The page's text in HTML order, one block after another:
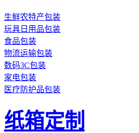
生鲜农特产包装
玩具日用品包装
食品包装
物流运输包装
数码3C包装
家电包装
医疗防护品包装
纸箱定制